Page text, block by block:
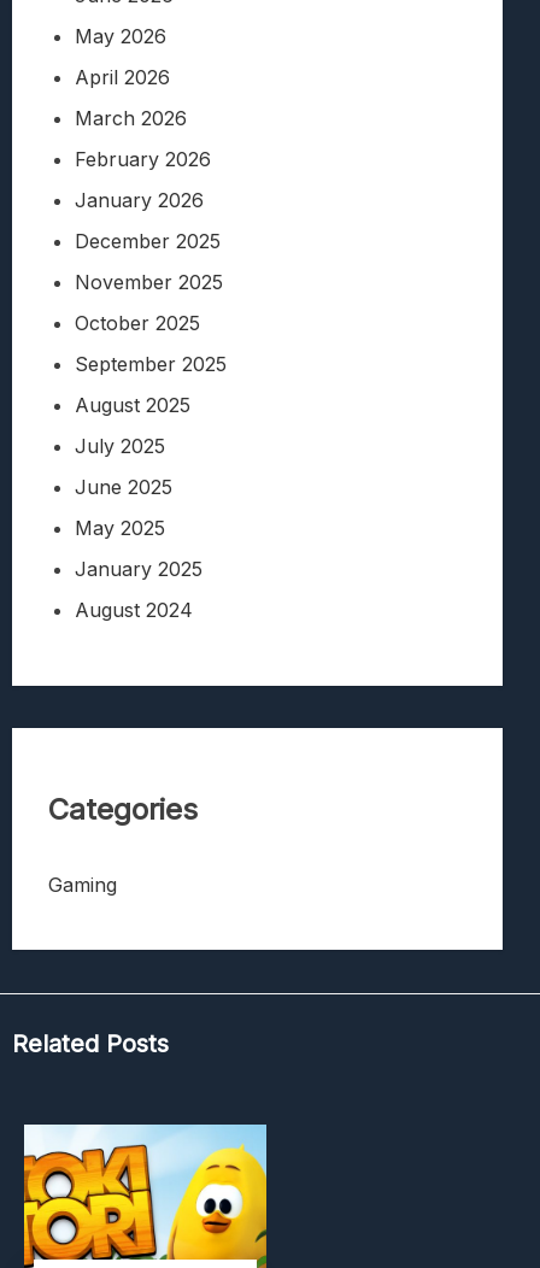
May 2026
April 2026
March 2026
February 2026
January 2026
December 2025
November 2025
October 2025
September 2025
August 2025
July 2025
June 2025
May 2025
January 2025
August 2024
Categories
Gaming
Related Posts